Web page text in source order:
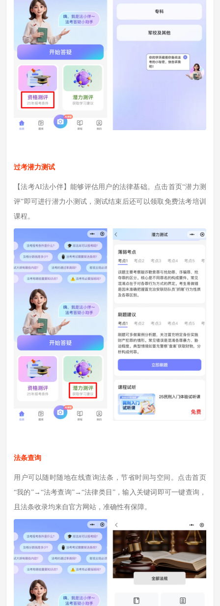
过考潜力测试
【法考AI法小伴】能够评估用户的法律基础。
点击首页“潜力测
评”即可进行潜力小测试，测试结束后还可以领取免费法考培训
课程。
法条查询
用户可以随时随地在线查询法条，节省时间与空间。点击首页
“我的”→“法考查询”→“法律类目”，输入关键词即可一键查询，
且法条收录均来自官方网站，准确性有保障。